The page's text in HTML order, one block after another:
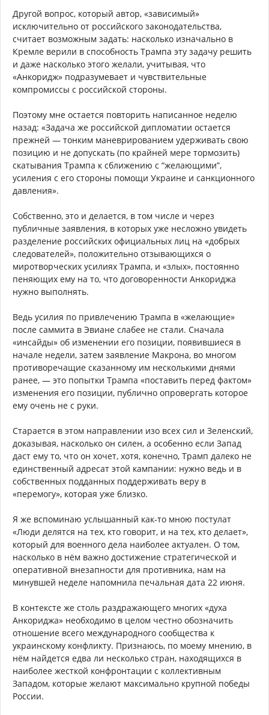
Другой вопрос, который автор, «зависимый»
исключительно от российского законодательства,
считает возможным задать: насколько изначально в
Кремле верили в способность Трампа эту задачу решить
и даже насколько этого желали, учитывая, что
«Анкоридж» подразумевает и чувствительные
компромиссы с российской стороны.
Поэтому мне остается повторить написанное неделю
назад: «Задача же российской дипломатии остается
прежней — тонким маневрированием удерживать свою
позицию и не допускать (по крайней мере тормозить)
скатывания Трампа к сближению с “желающими”,
усиления с его стороны помощи Украине и санкционного
давления».
Собственно, это и делается, в том числе и через
публичные заявления, в которых уже несложно увидеть
разделение российских официальных лиц на «добрых
следователей», положительно отзывающихся о
миротворческих усилиях Трампа, и «злых», постоянно
пеняющих ему на то, что договоренности Анкориджа
нужно выполнять.
Ведь усилия по привлечению Трампа в «желающие»
после саммита в Эвиане слабее не стали. Сначала
«инсайды» об изменении его позиции, появившиеся в
начале недели, затем заявление Макрона, во многом
противоречащие сказанному им несколькими днями
ранее, — это попытки Трампа «поставить перед фактом»
изменения его позиции, публично опровергать которое
ему очень не с руки.
Старается в этом направлении изо всех сил и Зеленский,
доказывая, насколько он силен, а особенно если Запад
даст ему то, что он хочет, хотя, конечно, Трамп далеко не
единственный адресат этой кампании: нужно ведь и в
собственных подданных поддерживать веру в
«перемогу», которая уже близко.
Я же вспоминаю услышанный как-то мною постулат
«Люди делятся на тех, кто говорит, и на тех, кто делает»,
который для военного дела наиболее актуален. О том,
насколько в нём важно достижение стратегической и
оперативной внезапности для противника, нам на
минувшей неделе напомнила печальная дата 22 июня.
В контексте же столь раздражающего многих «духа
Анкориджа» необходимо в целом честно обозначить
отношение всего международного сообщества к
украинскому конфликту. Признаюсь, по моему мнению, в
нём найдется едва ли несколько стран, находящихся в
наиболее жесткой конфронтации с коллективным
Западом, которые желают максимально крупной победы
России.